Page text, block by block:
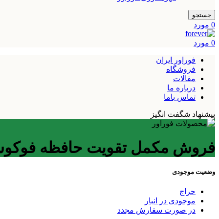
جستجو
0 مورد
0 مورد
فوراور ایران
فروشگاه
مقالات
درباره ما
تماس باما
پیشنهاد شگفت انگیز
فروش مکمل تقویت حافظه
وضعیت موجودی
حراج
موجودی در انبار
در صورت سفارش مجدد